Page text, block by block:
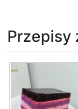
Przepisy